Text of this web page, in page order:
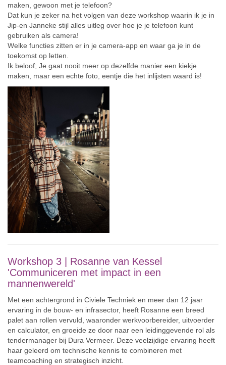
maken, gewoon met je telefoon?
Dat kun je zeker na het volgen van deze workshop waarin ik je in
Jip-en Janneke stijl alles uitleg over hoe je je telefoon kunt
gebruiken als camera!
Welke functies zitten er in je camera-app en waar ga je in de
toekomst op letten.
Ik beloof; Je gaat nooit meer op dezelfde manier een kiekje
maken, maar een echte foto, eentje die het inlijsten waard is!
Workshop 3 | Rosanne van Kessel
'Communiceren met impact in een
mannenwereld'
Met een achtergrond in Civiele Techniek en meer dan 12 jaar
ervaring in de bouw- en infrasector, heeft Rosanne een breed
palet aan rollen vervuld, waaronder werkvoorbereider, uitvoerder
en calculator, en groeide ze door naar een leidinggevende rol als
tendermanager bij Dura Vermeer. Deze veelzijdige ervaring heeft
haar geleerd om technische kennis te combineren met
teamcoaching en strategisch inzicht.